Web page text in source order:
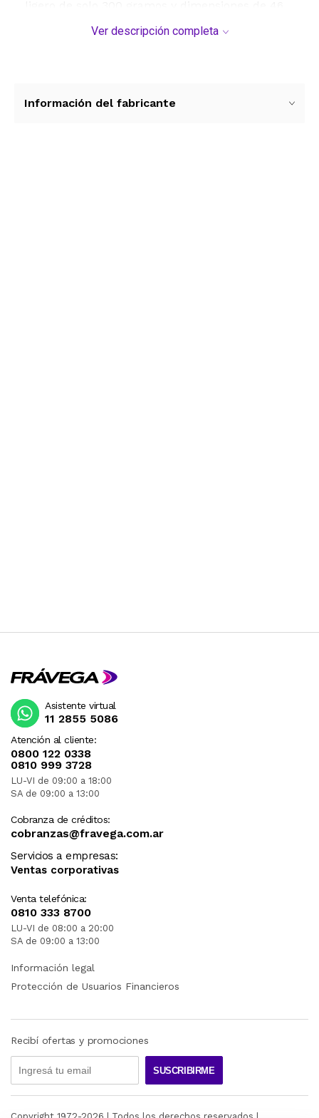
ancho es comoda de llevar durante todo el dia
MARCO DEL SERVICIO "PUERTA A PUERTA" QUE
Ver descripción completa
Información del fabricante
Atención al cliente:
0800 122 0338
0810 999 3728
LU-VI de 09:00 a 18:00
SA de 09:00 a 13:00
Cobranza de créditos:
cobranzas@fravega.com.ar
Servicios a empresas:
Ventas corporativas
Venta telefónica:
0810 333 8700
LU-VI de 08:00 a 20:00
SA de 09:00 a 13:00
Asistente virtual
11 2855 5086
Información legal
Protección de Usuarios Financieros
Recibí ofertas y promociones
SUSCRIBIRME